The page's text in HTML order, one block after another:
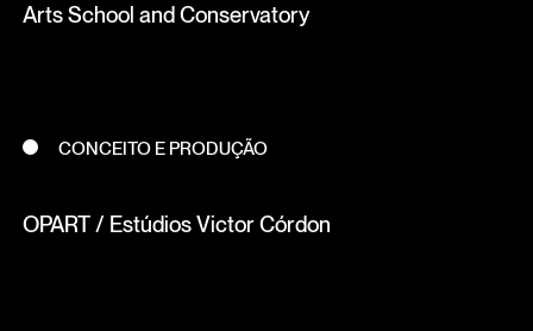
Arts School and Conservatory
CONCEITO E PRODUÇÃO
OPART / Estúdios Victor Córdon